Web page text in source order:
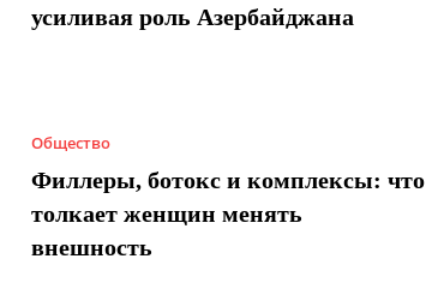
усиливая роль Азербайджана
Общество
Филлеры, ботокс и комплексы: что
толкает женщин менять
внешность